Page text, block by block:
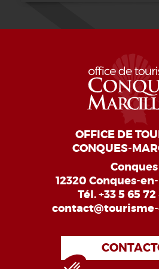
OFFICE DE
CONQUES-
Conques
12320 Conques-
Tél.+33 5 65